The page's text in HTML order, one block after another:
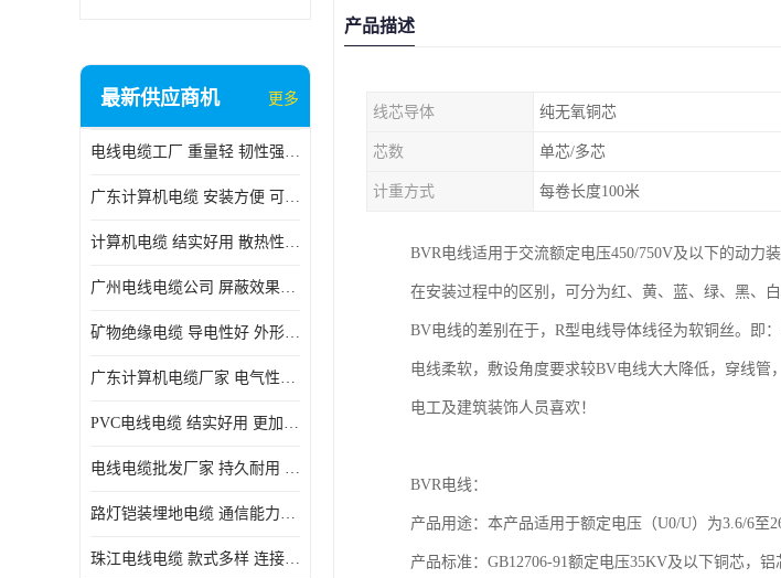
最新供应商机 更多
电线电缆工厂 重量轻 韧性强 体积小 连接简单
广东计算机电缆 安装方便 可随意弯曲折叠
计算机电缆 结实好用 散热性良好
广州电线电缆公司 屏蔽效果良好 拆卸安装方便
矿物绝缘电缆 导电性好 外形美观大方
广东计算机电缆厂家 电气性能稳定 外形美观大方
PVC电线电缆 结实好用 更加省时省力
电线电缆批发厂家 持久耐用 铜芯含量高
路灯铠装埋地电缆 通信能力强 受外界干扰小
珠江电线电缆 款式多样 连接可靠安全
产品描述
线芯导体 纯无氧铜芯
芯数 单芯/多芯
计重方式 每卷长度100米
BVR电线适用于交流额定电压450/750V及以下的动力
在安装过程中的区别，可分为红、黄、蓝、绿、黑、
BV电线的差别在于，R型电线导体线径为软铜丝。即
电线柔软，敷设角度要求较BV电线大大降低，穿线
电工及建筑装饰人员喜欢！
BVR电线：
产品用途：本产品适用于额定电压（U0/U）为3.6/6至
产品标准：GB12706-91额定电压35KV及以下铜芯，铝